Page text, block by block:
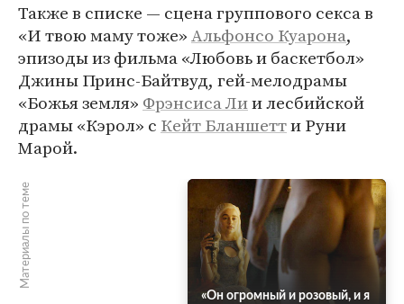
Также в списке — сцена группового секса в
«И твою маму тоже»Альфонсо Куарона,
эпизоды из фильма «Любовь и баскетбол»
Джины Принс-Байтвуд, гей-мелодрамы
«Божья земля» Фрэнсиса Лии лесбийской
драмы «Кэрол» с Кейт Бланшетти Руни
Марой.
Материалы по теме
«Он огромный и розовый, и я